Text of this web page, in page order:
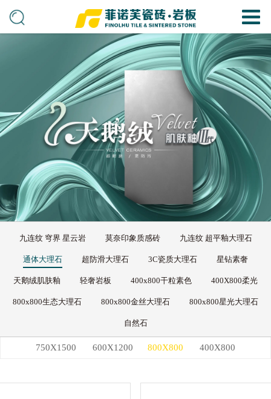
九连纹 穹界 星云岩 莫奈印象质感砖 九连纹 超平釉大理石
通体大理石 超防滑大理石 3C瓷质大理石 星钻素奢
天鹅绒肌肤釉 轻奢岩板 400x800干粒素色 400X800柔光
800x800生态大理石 800x800金丝大理石 800x800星光大理石
自然石
750X1500 600X1200 800X800 400X800